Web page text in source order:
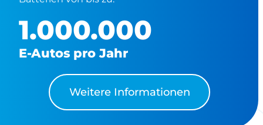
E-Autos pro Jahr
1.000.000
Weitere Informationen